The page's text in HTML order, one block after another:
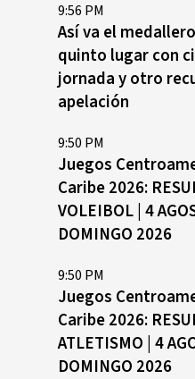
9:56 PM
Así va el
quinto lugar con
jornada y otro
apelación
9:50 PM
Juegos
Caribe 2026:
VOLEIBOL | 4
DOMINGO 2026
9:50 PM
Juegos
Caribe 2026:
ATLETISMO | 4
DOMINGO 2026